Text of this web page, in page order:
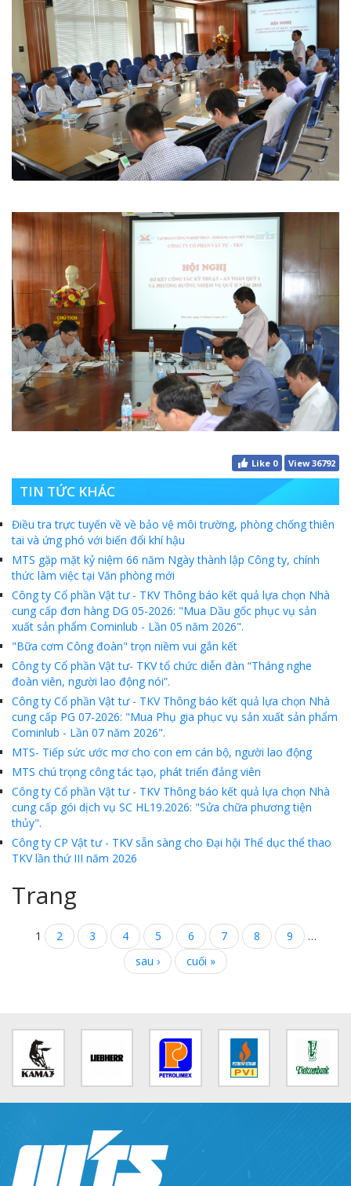
MTS - ĐẢM BẢO CHẤT LƯỢNG VẬT TƯ NGÀNH MỎ
MTS: 60 NĂM TIÊN PHONG KIẾN TẠO GIÁ TRỊ BỀN VỮNG
Video quy trình Bỏ phiếu Bầu cử sắp tới
MTS: KHÁNH THÀNH CỬA HÀNG XĂNG DẦU CẨM PHẢ
MTS: 5 NĂM - TỪ ĐẠI HỘI ĐẾN ĐẠI HỘI
Cách phòng chống covid-19 tại nơi làm việc
Cominlub: Dấu ấn 20 năm 12/11 (1997-2017)
MTS: Công nghệ hiện đại - Kết nối thông minh
Đồng hành vì sự phát triển lâu dài của MTS
MTS: Hưởng ứng tháng "An toàn-Vệ sinh lao động"
MTS: Sự kiện nổi bật trong tháng 3
Tuổi trẻ MTS: "Tâm sáng với việc, tận tụy với nghề" góp sức xây dựng công ty phát triển bền vững
Bình đẳng giới và các chính sách pháp luật lao động, BHXH luôn được quan tâm tại MTS
COMINLUB - Thành công nhỏ vì một thông điệp lớn!
Nhà máy
Like 0 View 36792
TIN TỨC KHÁC
Điều tra trực tuyến về về bảo vệ môi trường, phòng chống thiên
tai và ứng phó với biến đổi khí hậu
MTS gặp mặt kỷ niệm 66 năm Ngày thành lập Công ty, chính
thức làm việc tại Văn phòng mới
Công ty Cổ phần Vật tư - TKV Thông báo kết quả lựa chọn Nhà
cung cấp đơn hàng DG 05-2026: "Mua Dầu gốc phục vụ sản
xuất sản phẩm Cominlub - Lần 05 năm 2026".
"Bữa cơm Công đoàn" trọn niềm vui gắn kết
Công ty Cổ phần Vật tư- TKV tổ chức diễn đàn “Tháng nghe
đoàn viên, người lao động nói”.
Công ty Cổ phần Vật tư - TKV Thông báo kết quả lựa chọn Nhà
cung cấp PG 07-2026: "Mua Phụ gia phục vụ sản xuất sản phẩm
Cominlub - Lần 07 năm 2026".
MTS- Tiếp sức ước mơ cho con em cán bộ, người lao động
MTS chú trọng công tác tạo, phát triển đảng viên
Công ty Cổ phần Vật tư - TKV Thông báo kết quả lựa chọn Nhà
cung cấp gói dịch vụ SC HL19.2026: "Sửa chữa phương tiện
thủy".
Công ty CP Vật tư - TKV sẵn sàng cho Đại hội Thể dục thể thao
TKV lần thứ III năm 2026
Trang
1 2 3 4 5 6 7 8 9
…
sau ›
cuối »